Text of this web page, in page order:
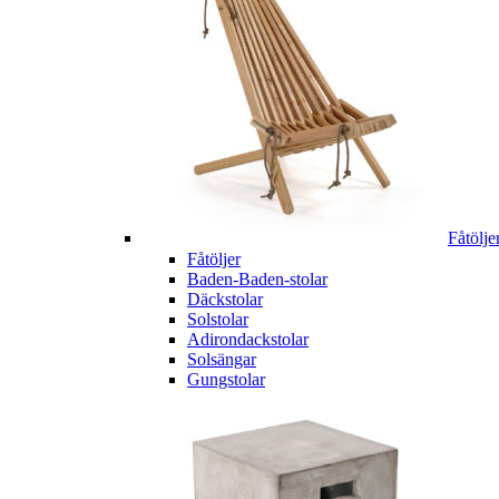
Fåtöljer
Baden-Baden-stolar
Däckstolar
Solstolar
Adirondackstolar
Solsängar
Gungstolar